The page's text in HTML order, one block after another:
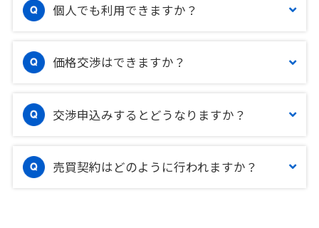
個人でも利用できますか？
価格交渉はできますか？
交渉申込みするとどうなりますか？
売買契約はどのように行われますか？